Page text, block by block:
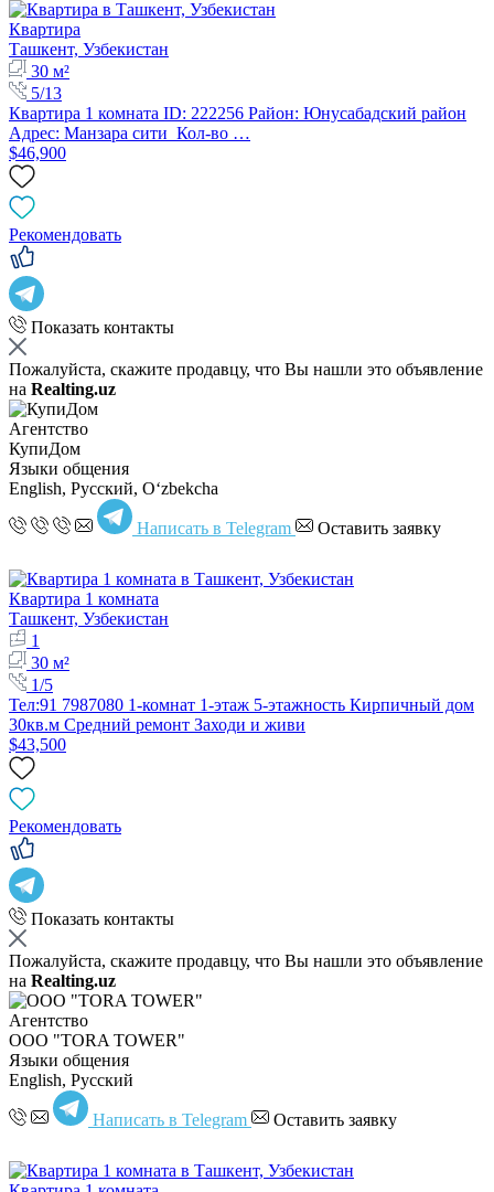
Квартира
Ташкент, Узбекистан
30 м²
5/13
Квартира 1 комната ID: 222256 Район: Юнусабадский район
Адрес: Манзара сити Кол-во …
$46,900
Рекомендовать
Показать контакты
Пожалуйста, скажите продавцу, что Вы нашли это объявление
на Realting.uz
Агентство
КупиДом
Языки общения
English, Русский, Oʻzbekcha
Написать в Telegram Оставить заявку
Квартира 1 комната
Ташкент, Узбекистан
1
30 м²
1/5
Тел:91 7987080 1-комнат 1-этаж 5-этажность Кирпичный дом
30кв.м Средний ремонт Заходи и живи
$43,500
Рекомендовать
Показать контакты
Пожалуйста, скажите продавцу, что Вы нашли это объявление
на Realting.uz
Агентство
OOO "TORA TOWER"
Языки общения
English, Русский
Написать в Telegram Оставить заявку